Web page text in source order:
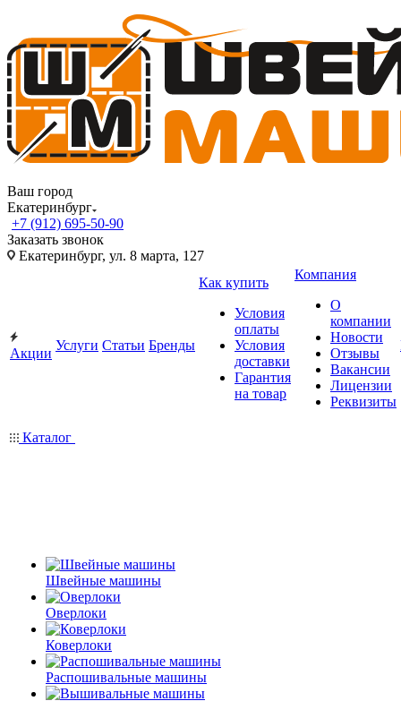
Ваш город
Екатеринбург
+7 (912) 695-50-90
Заказать звонок
Екатеринбург, ул. 8 марта, 127
Акции
Услуги Статьи Бренды
Как купить
Условия
оплаты
Условия
доставки
Гарантия
на товар
Компания
О
компании
Новости
Отзывы
Вакансии
Лицензии
Реквизиты
Каталог
Швейные машины
Оверлоки
Коверлоки
Распошивальные машины